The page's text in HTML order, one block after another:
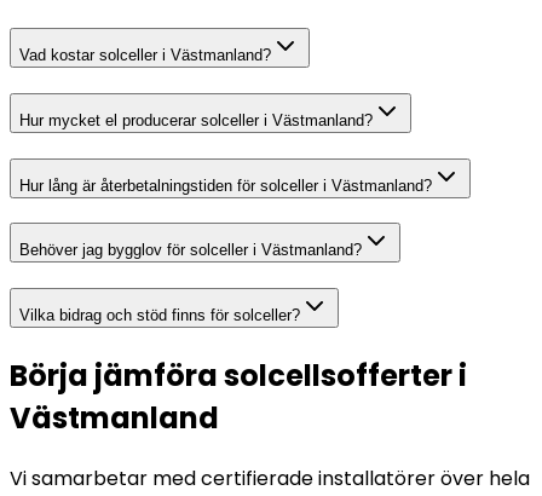
Vad kostar solceller i Västmanland?
Hur mycket el producerar solceller i Västmanland?
Hur lång är återbetalningstiden för solceller i Västmanland?
Behöver jag bygglov för solceller i Västmanland?
Vilka bidrag och stöd finns för solceller?
Börja jämföra solcellsofferter i
Västmanland
Vi samarbetar med certifierade installatörer över hela